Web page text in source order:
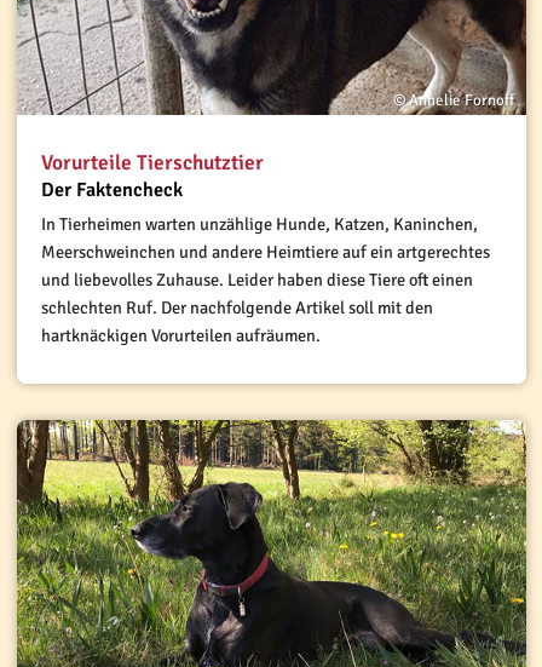
© Annelie Fornoff
Vorurteile Tierschutztier
Der Faktencheck
In Tierheimen warten unzählige Hunde, Katzen, Kaninchen,
Meerschweinchen und andere Heimtiere auf ein artgerechtes
und liebevolles Zuhause. Leider haben diese Tiere oft einen
schlechten Ruf. Der nachfolgende Artikel soll mit den
hartknäckigen Vorurteilen aufräumen.